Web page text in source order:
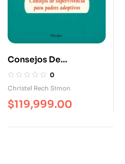
Consejos De
Supervivencia Para
Padres Adoptivos
0
Christel Rech Simon
$119,999.00